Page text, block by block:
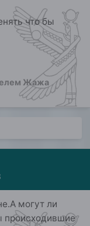
что бы
Жажа
могут ли
происходившие